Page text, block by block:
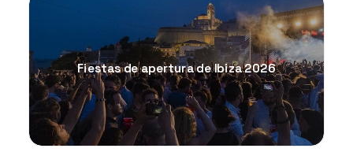
Fiestas de apertura de Ibiza 2026